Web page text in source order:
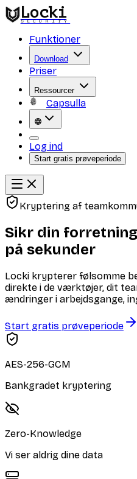
Locki
SECURITY
Funktioner
Download
Priser
Ressourcer
Capsulla
Log ind
Start gratis prøveperiode
Kryptering af
Sikr din
på sekunder
Locki krypterer følsomme
direkte i de værktøjer, dit
ændringer i arbejdsgange,
Start gratis prøveperiode
AES-256-GCM
Bankgradet kryptering
Zero-Knowledge
Vi ser aldrig dine data